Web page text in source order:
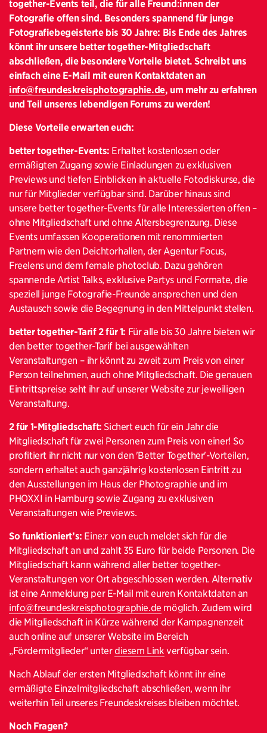
together-Events teil, die für alle Freund:innen der
Fotografie offen sind. Besonders spannend für junge
Fotografiebegeisterte bis 30 Jahre: Bis Ende des Jahres
könnt ihr unsere better together-Mitgliedschaft
abschließen, die besondere Vorteile bietet. Schreibt uns
einfach eine E-Mail mit euren Kontaktdaten an
info@freundeskreisphotographie.de, um mehr zu erfahren
und Teil unseres lebendigen Forums zu werden!
Diese Vorteile erwarten euch:
better together-Events: Erhaltet kostenlosen oder
ermäßigten Zugang sowie Einladungen zu exklusiven
Previews und tiefen Einblicken in aktuelle Fotodiskurse, die
nur für Mitglieder verfügbar sind. Darüber hinaus sind
unsere better together-Events für alle Interessierten offen –
ohne Mitgliedschaft und ohne Altersbegrenzung. Diese
Events umfassen Kooperationen mit renommierten
Partnern wie den Deichtorhallen, der Agentur Focus,
Freelens und dem female photoclub. Dazu gehören
spannende Artist Talks, exklusive Partys und Formate, die
speziell junge Fotografie-Freunde ansprechen und den
Austausch sowie die Begegnung in den Mittelpunkt stellen.
better together-Tarif 2 für 1: Für alle bis 30 Jahre bieten wir
den better together-Tarif bei ausgewählten
Veranstaltungen – ihr könnt zu zweit zum Preis von einer
Person teilnehmen, auch ohne Mitgliedschaft. Die genauen
Eintrittspreise seht ihr auf unserer Website zur jeweiligen
Veranstaltung.
2 für 1-Mitgliedschaft: Sichert euch für ein Jahr die
Mitgliedschaft für zwei Personen zum Preis von einer! So
profitiert ihr nicht nur von den 'Better Together'-Vorteilen,
sondern erhaltet auch ganzjährig kostenlosen Eintritt zu
den Ausstellungen im Haus der Photographie und im
PHOXXI in Hamburg sowie Zugang zu exklusiven
Veranstaltungen wie Previews.
So funktioniert’s: Eine:r von euch meldet sich für die
Mitgliedschaft an und zahlt 35 Euro für beide Personen. Die
Mitgliedschaft kann während aller better together-
Veranstaltungen vor Ort abgeschlossen werden. Alternativ
ist eine Anmeldung per E-Mail mit euren Kontaktdaten an
info@freundeskreisphotographie.de möglich. Zudem wird
die Mitgliedschaft in Kürze während der Kampagnenzeit
auch online auf unserer Website im Bereich
„Fördermitglieder“ unter diesem Link verfügbar sein.
Nach Ablauf der ersten Mitgliedschaft könnt ihr eine
ermäßigte Einzelmitgliedschaft abschließen, wenn ihr
weiterhin Teil unseres Freundeskreises bleiben möchtet.
Noch Fragen?